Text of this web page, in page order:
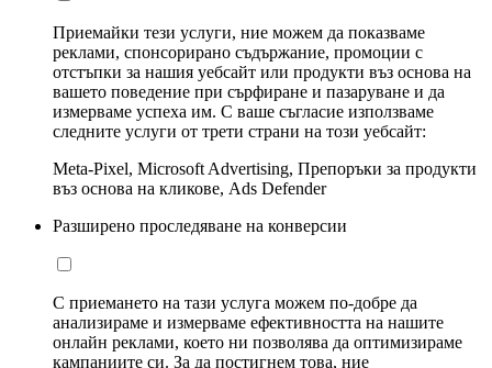
Приемайки тези услуги, ние можем да показваме
реклами, спонсорирано съдържание, промоции с
отстъпки за нашия уебсайт или продукти въз основа на
вашето поведение при сърфиране и пазаруване и да
измерваме успеха им. С ваше съгласие използваме
следните услуги от трети страни на този уебсайт:
Meta-Pixel, Microsoft Advertising, Препоръки за продукти
въз основа на кликове, Ads Defender
Разширено проследяване на конверсии
С приемането на тази услуга можем по-добре да
анализираме и измерваме ефективността на нашите
онлайн реклами, което ни позволява да оптимизираме
кампаниите си. За да постигнем това, ние